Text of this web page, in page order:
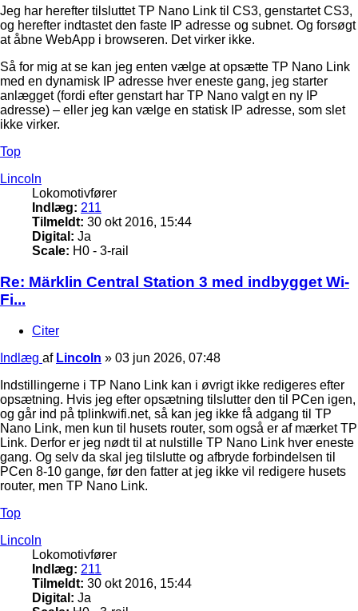
Jeg har herefter tilsluttet TP Nano Link til CS3, genstartet CS3,
og herefter indtastet den faste IP adresse og subnet. Og forsøgt
at åbne WebApp i browseren. Det virker ikke.
Så for mig at se kan jeg enten vælge at opsætte TP Nano Link
med en dynamisk IP adresse hver eneste gang, jeg starter
anlægget (fordi efter genstart har TP Nano valgt en ny IP
adresse) – eller jeg kan vælge en statisk IP adresse, som slet
ikke virker.
Top
Lincoln
Lokomotivfører
Indlæg: 211
Tilmeldt: 30 okt 2016, 15:44
Digital: Ja
Scale: H0 - 3-rail
Re: Märklin Central Station 3 med indbygget Wi-
Fi...
Citer
Indlæg af Lincoln » 03 jun 2026, 07:48
Indstillingerne i TP Nano Link kan i øvrigt ikke redigeres efter
opsætning. Hvis jeg efter opsætning tilslutter den til PCen igen,
og går ind på tplinkwifi.net, så kan jeg ikke få adgang til TP
Nano Link, men kun til husets router, som også er af mærket TP
Link. Derfor er jeg nødt til at nulstille TP Nano Link hver eneste
gang. Og selv da skal jeg tilslutte og afbryde forbindelsen til
PCen 8-10 gange, før den fatter at jeg ikke vil redigere husets
router, men TP Nano Link.
Top
Lincoln
Lokomotivfører
Indlæg: 211
Tilmeldt: 30 okt 2016, 15:44
Digital: Ja